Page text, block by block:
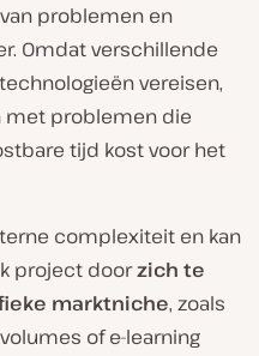
problemen en
Omdat verschillende
vereisen,
met problemen die
tijd kost voor het
complexiteit en kan
project doorzich te
marktniche, zoals
of e-learning